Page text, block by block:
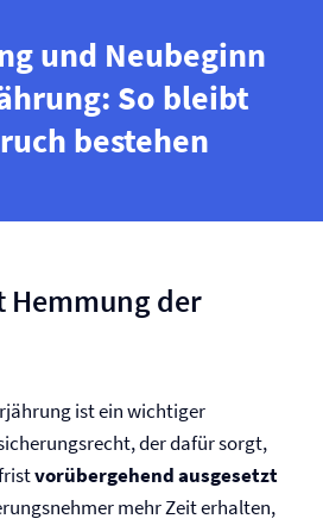
und Neubeginn
So bleibt
bestehen
Hemmung der
ist ein wichtiger
der dafür sorgt,
vorübergehend ausgesetzt
mehr Zeit erhalten,